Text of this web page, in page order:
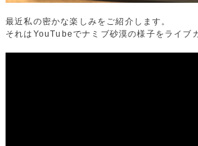
最近私の密かな楽しみをご紹介します。
それはYouTubeでナミブ砂漠の様子をライブ